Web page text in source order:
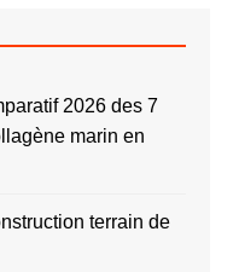
2026 des 7
marin en
terrain de